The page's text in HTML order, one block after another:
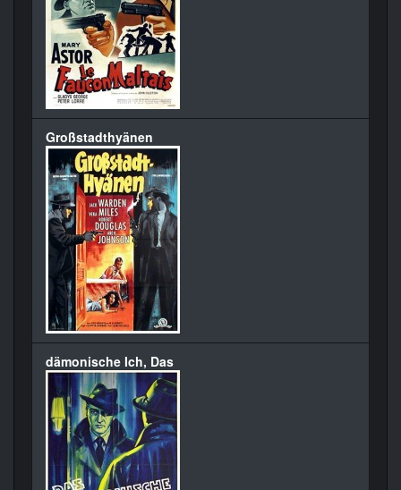
Großstadthyänen
dämonische Ich, Das